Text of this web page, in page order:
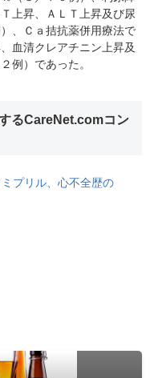
上昇、ＡＬＴ上昇及び尿
、Ｃａ拮抗薬併用療法で
血清クレアチニン上昇及
例）であった。
るCareNet.comコン
プリル、心不全歴の